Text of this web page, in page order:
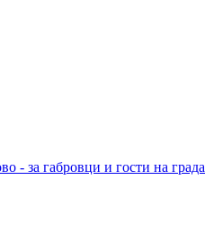
- за габровци и гости на града